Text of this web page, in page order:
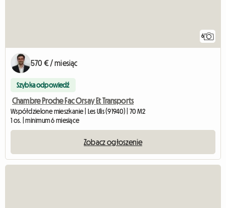
6
570 € / miesiąc
Szybka odpowiedź
Chambre Proche Fac Orsay Et Transports
Współdzielone mieszkanie | Les Ulis (91940) | 70 M2
1 os. | minimum 6 miesiące
Zobacz ogłoszenie